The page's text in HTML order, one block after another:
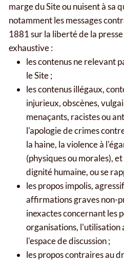
marge du Site ou nuisent à sa
notamment les messages
1881 sur la liberté de la
exhaustive :
les contenus ne relevant
le Site ;
les contenus illégaux,
injurieux, obscènes,
menaçants, racistes ou
l'apologie de crimes
la haine, la violence à
(physiques ou morales),
dignité humaine, ou se
les propos impolis,
affirmations graves non-
inexactes concernant les
organisations, l'utilisation
l'espace de discussion ;
les propos contraires au